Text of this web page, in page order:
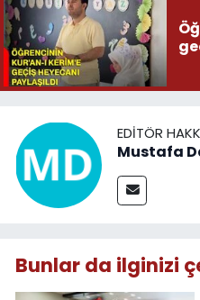
EDITÖR
Mustafa
Bunlar da ilginizi